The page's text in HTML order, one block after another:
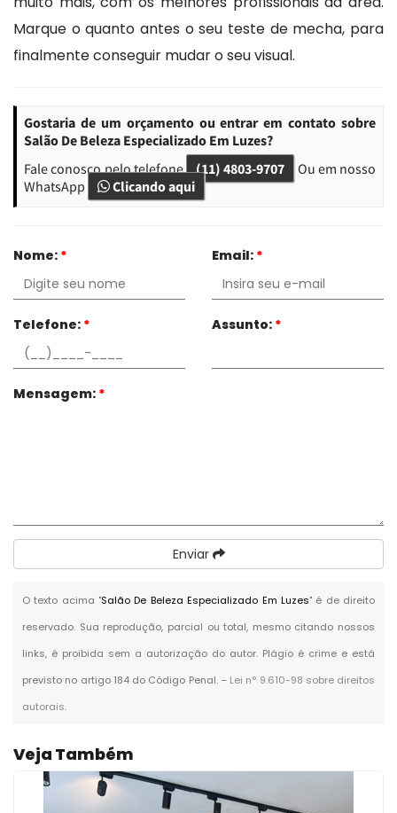
Marque o quanto antes o seu teste de mecha, para
finalmente conseguir mudar o seu visual.
Gostaria de um orçamento ou entrar em contato sobre
Salão De Beleza Especializado Em Luzes?
Fale conosco pelo telefone (11) 4803-9707
Ou em nosso
WhatsApp
Clicando aqui
Nome: * Email: *
Telefone: * Assunto: *
Mensagem: *
Enviar
O texto acima "Salão De Beleza Especializado Em Luzes" é de direito
reservado. Sua reprodução, parcial ou total, mesmo citando nossos
links, é proibida sem a autorização do autor. Plágio é crime e está
previsto no artigo 184 do Código Penal. – Lei n° 9.610-98 sobre direitos
autorais.
Veja Também